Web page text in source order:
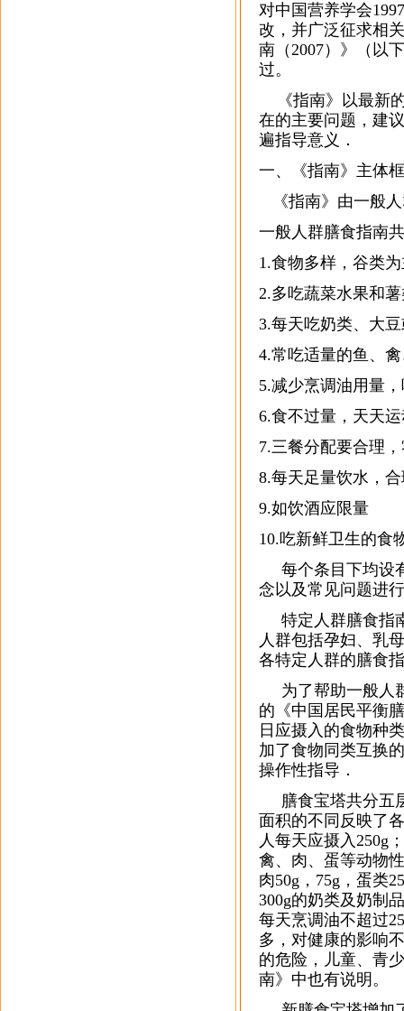
对中国营养学会
改，并广泛征求相
南（2007）》（以
过。
《指南》以最新
在的主要问题，建
遍指导意义．
一、《指南》主体
《指南》由一般
一般人群膳食指南
1.食物多样，谷类
2.多吃蔬菜水果和
3.每天吃奶类、大
4.常吃适量的鱼、
5.减少烹调油用量
6.食不过量，天天
7.三餐分配要合理
8.每天足量饮水，
9.如饮酒应限量
10.吃新鲜卫生的食
每个条目下均设
念以及常见问题进
特定人群膳食指
人群包括孕妇、乳
各特定人群的膳食
为了帮助一般人
的《中国居民平衡
日应摄入的食物种
加了食物同类互换
操作性指导．
膳食宝塔共分五
面积的不同反映了
人每天应摄入250g
禽、肉、蛋等动物
肉50g，75g，蛋类
300g的奶类及奶制
每天烹调油不超过
多，对健康的影响
的危险，儿童、青
南》中也有说明。